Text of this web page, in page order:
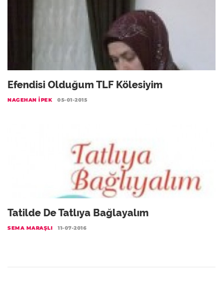
Efendisi Olduğum TLF Kölesiyim
NAGEHAN İPEK 05-01-2015
Tatilde De Tatlıya Bağlayalım
SEMA MARAŞLI 11-07-2016